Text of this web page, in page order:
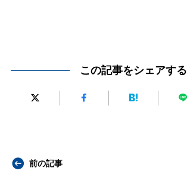
この記事をシェアする
前の記事